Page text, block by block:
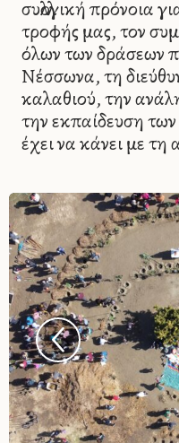
συλλογική πρόνοια
τροφής μας, τον
όλων των δράσεων
Νέσσωνα, τη
καλαθιού, την
την εκπαίδευση
έχει να κάνει με τη